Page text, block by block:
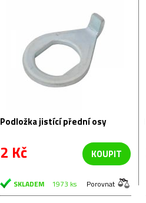
Podložka jistící přední osy
2 Kč KOUPIT
SKLADEM 1973 ks Porovnat